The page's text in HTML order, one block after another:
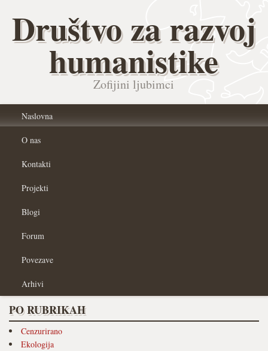
Društvo za razvoj
humanistike
Zofijini ljubimci
Naslovna
O nas
Kontakti
Projekti
Blogi
Forum
Povezave
Arhivi
PO RUBRIKAH
Cenzurirano
Ekologija